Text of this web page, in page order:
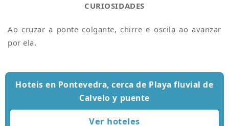
CURIOSIDADES
Ao cruzar a ponte colgante, chirre e oscila ao avanzar
por ela.
Hoteis en Pontevedra, cerca de Playa fluvial de
Calvelo y puente